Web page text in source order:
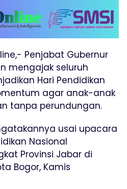
Penjabat Gubernur
mengajak seluruh
Hari Pendidikan
agar anak-anak
tanpa perundungan.
usai upacara
Nasional
Provinsi Jabar di
Bogor, Kamis